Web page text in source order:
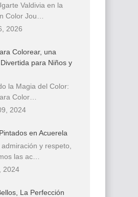
Valdivia en la
Color Jou…
2026
Colorear, una
para Niños y
la Magia del Color:
Color…
2024
en Acuerela
y respeto,
las ac…
2024
La Perfección